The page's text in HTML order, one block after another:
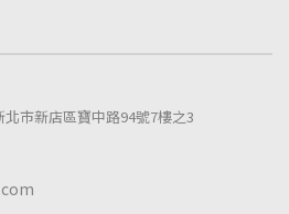
北市新店區寶中路94號7樓之3